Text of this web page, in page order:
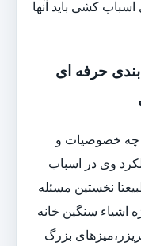
کشی باید آنها
بندی حرفه ای
چه خصوصیات و
وی در اسباب
نخستین مسئله
اشیاء سنگین خانه
بزرگ